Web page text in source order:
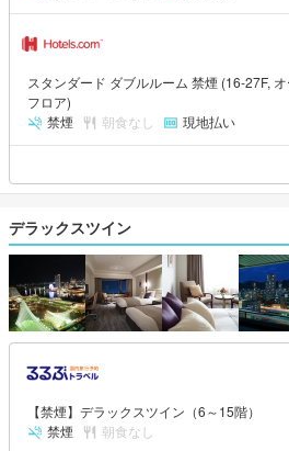
スタンダード ダブルルーム 禁煙 (16-27F,
フロア)
禁煙
朝食なし 現地払い
デラックスツイン
【禁煙】デラックスツイン（6～15階）
禁煙
朝食なし